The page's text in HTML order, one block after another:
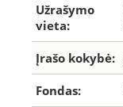
Užrašymo
vieta:
Įrašo kokybė:
Fondas: